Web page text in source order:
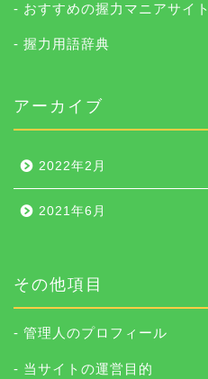
- おすすめの握力マニアサイト
- 握力用語辞典
アーカイブ
2022年2月
2021年6月
その他項目
- 管理人のプロフィール
- 当サイトの運営目的